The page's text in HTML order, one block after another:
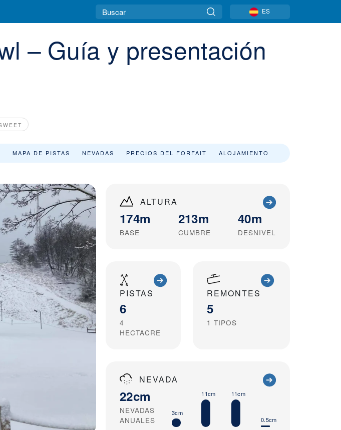
ES
– Guía y presentación
MAPA DE PISTAS NEVADAS PRECIOS DEL FORFAIT ALOJAMIENTO
ALTURA
174m
BASE
213m
CUMBRE
40m
DESNIVEL
PISTAS
6
4
HECTACRE
REMONTES
5
1 TIPOS
NEVADA
22cm
NEVADAS
ANUALES
3cm
11cm 11cm
0.5cm